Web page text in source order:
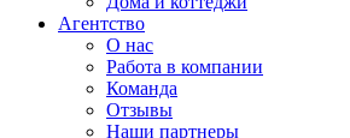
Агентство
О нас
Работа в компании
Команда
Отзывы
Наши партнеры